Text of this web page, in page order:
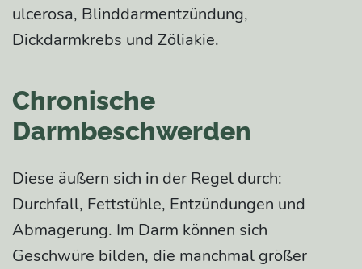
ulcerosa, Blinddarmentzündung,
Dickdarmkrebs und Zöliakie.
Chronische
Darmbeschwerden
Diese äußern sich in der Regel durch:
Durchfall, Fettstühle, Entzündungen und
Abmagerung. Im Darm können sich
Geschwüre bilden, die manchmal größer